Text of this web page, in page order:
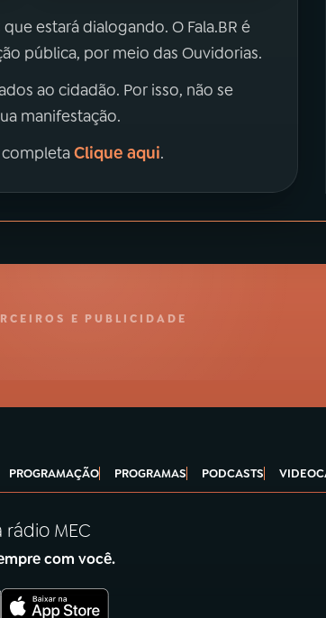
estará dialogando. O Fala.BR é
pública, por meio das Ouvidorias.
ao cidadão. Por isso, não se
manifestação.
completaClique aqui.
E PUBLICIDADE
PROGRAMAÇÃO PROGRAMAS PODCASTS
MEC
com você.